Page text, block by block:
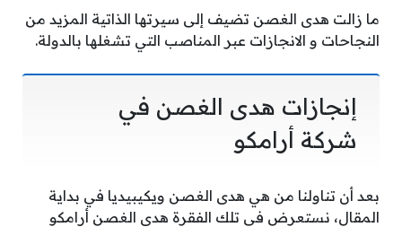
ما زالت هدى الغصن تضيف إلى سيرتها الذاتية المزيد من
النجاحات و الانجازات عبر المناصب التي تشغلها بالدولة.
إنجازات هدى الغصن في
شركة أرامكو
بعد أن تناولنا من هي هدى الغصن ويكيبيديا في بداية
المقال، نستعرض في تلك الفقرة هدى الغصن أرامكو